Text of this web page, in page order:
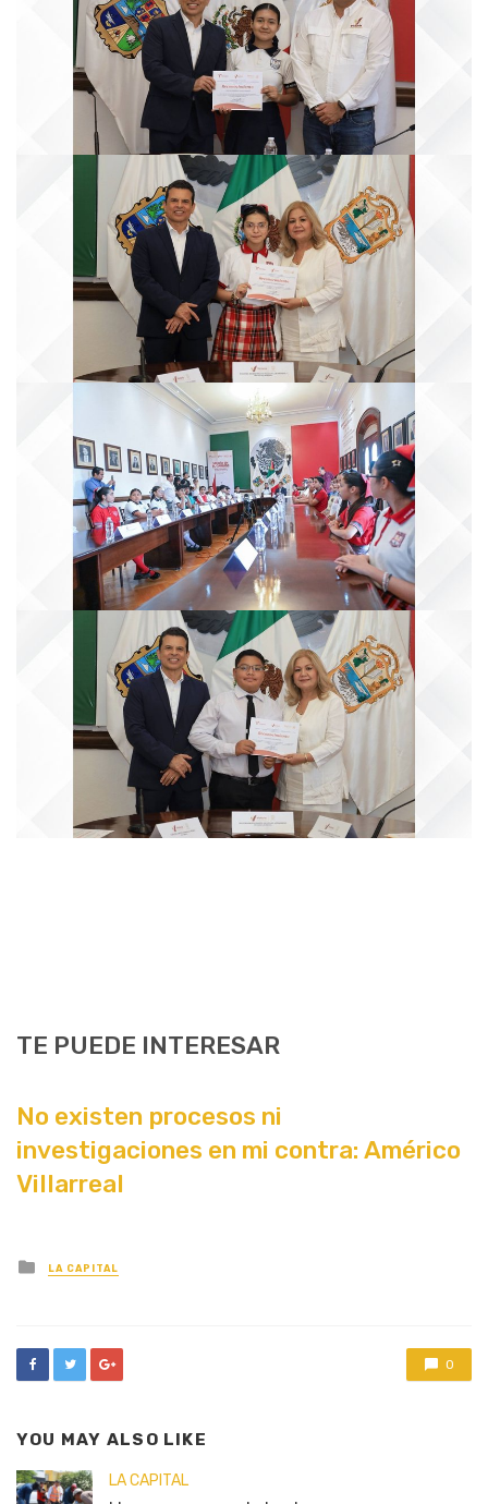
TE PUEDE INTERESAR
No existen procesos ni
investigaciones en mi contra: Américo
Villarreal
Posted
in
LA CAPITAL
0
YOU MAY ALSO LIKE
LA CAPITAL